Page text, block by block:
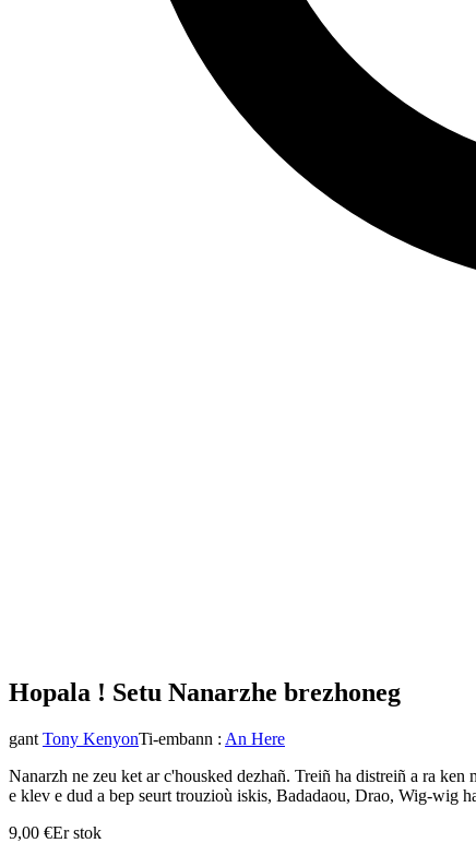
Hopala ! Setu Nanarzhe brezhoneg
gant Tony KenyonTi-embann : An Here
Nanarzh ne zeu ket ar c'housked dezhañ. Treiñ ha distreiñ a ra
e klev e dud a bep seurt trouzioù iskis, Badadaou, Drao, Wig-wig
9,00 €Er stok